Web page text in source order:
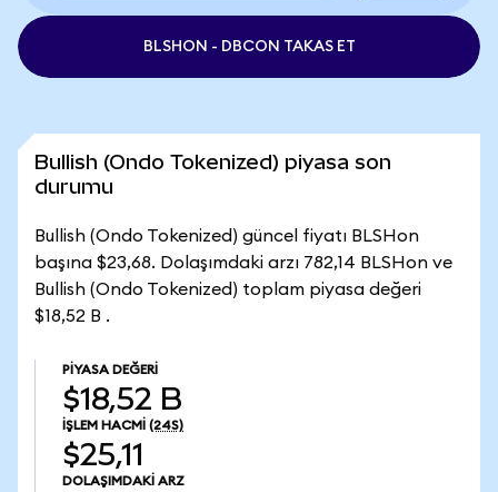
BLSHON - DBCON TAKAS ET
Bullish (Ondo Tokenized) piyasa son
durumu
Bullish (Ondo Tokenized) güncel fiyatı BLSHon
başına $23,68. Dolaşımdaki arzı 782,14 BLSHon ve
Bullish (Ondo Tokenized) toplam piyasa değeri
$18,52 B .
PIYASA DEĞERI
$18,52 B
İŞLEM HACMI (24S)
$25,11
DOLAŞIMDAKI ARZ